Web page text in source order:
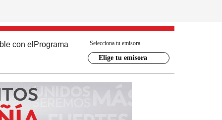
con el Programa Selecciona tu emisora
Elige tu emisora